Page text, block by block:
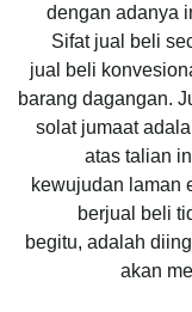
dengan adanya
Sifat jual beli
jual beli
barang dagangan.
solat jumaat
atas talian
kewujudan laman
berjual beli
begitu, adalah
akan